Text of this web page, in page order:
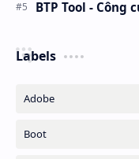
BTP Tool - Công
Labels